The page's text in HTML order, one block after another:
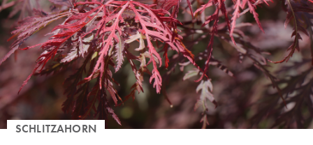
SCHLITZAHORN